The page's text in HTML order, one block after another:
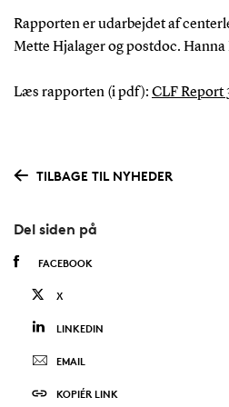
Rapporten er udarbejdet af
Mette Hjalager og postdoc. Hanna
Læs rapporten (i pdf): CLF Report
TILBAGE TIL NYHEDER
Del siden på
FACEBOOK
X
LINKEDIN
EMAIL
KOPIÉR LINK